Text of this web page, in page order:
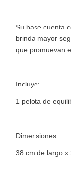
Su base cuenta
brinda mayor
que promuevan
Incluye:
1 pelota de
Dimensiones:
38 cm de largo x